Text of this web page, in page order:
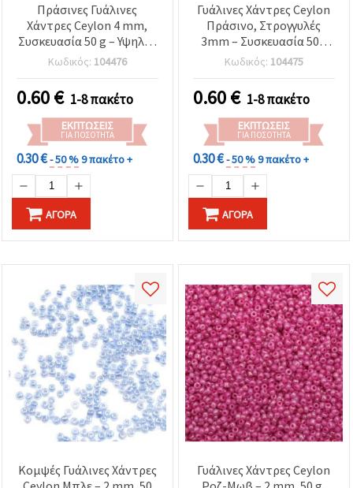
Πράσινες Γυάλινες
Χάντρες Ceylon 4 mm,
Συσκευασία 50 g – Υψηλής
Ποιότητας Χύμα Χάντρες
για Κατασκευή
Κοσμημάτων, Beading &
DIY Χειροτεχνίες
Κωδικός: 104476
0.60€ 1-8 πακέτο
ΕΚΠΤΏΣΕΙΣ
ΓΙΑ ΠΟΣΌΤΗΤΑ
0.30 €- 50 %9 πακέτο +
ΑΓΟΡΆ
Γυάλινες Χάντρες Ceylon
Πράσινο, Στρογγυλές
3mm – Συσκευασία 50g
για Κατασκευή
Κοσμημάτων, Beading &
DIY Χειροτεχνίες
Κωδικός: 104475
0.60€ 1-8 πακέτο
ΕΚΠΤΏΣΕΙΣ
ΓΙΑ ΠΟΣΌΤΗΤΑ
0.30 €- 50 %9 πακέτο +
ΑΓΟΡΆ
Κομψές Γυάλινες Χάντρες
Γυάλινες Χάντρες Ceylon